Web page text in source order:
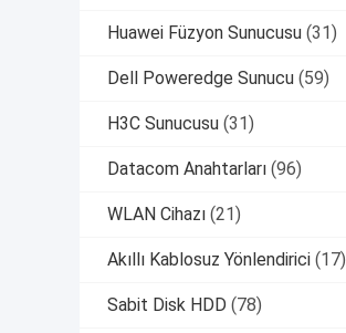
Huawei Füzyon Sunucusu (31)
Dell Poweredge Sunucu (59)
H3C Sunucusu (31)
Datacom Anahtarları (96)
WLAN Cihazı (21)
Akıllı Kablosuz Yönlendirici (17)
Sabit Disk HDD (78)